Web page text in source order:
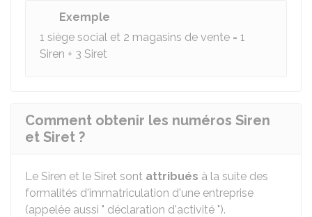
Exemple
1 siège social et 2 magasins de vente = 1
Siren + 3 Siret
Comment obtenir les numéros Siren
et Siret ?
Le Siren et le Siret sont attribués à la suite des
formalités d'immatriculation d'une entreprise
(appelée aussi " déclaration d'activité ").